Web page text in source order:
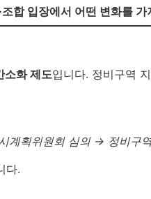
조합 입장에서 어떤 변화를 가
소화 제도입니다. 정비구역
계획위원회 심의 → 정비구
다.